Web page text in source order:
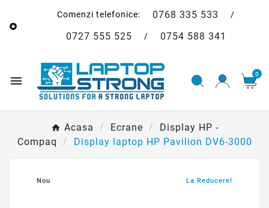

Comenzi telefonice: 0768 335 533
0727 555 525 / 0754 588 341
 0
Acasa Ecrane
Display HP -
Compaq
Display laptop HP Pavilion DV6-3000
Nou La Reducere!